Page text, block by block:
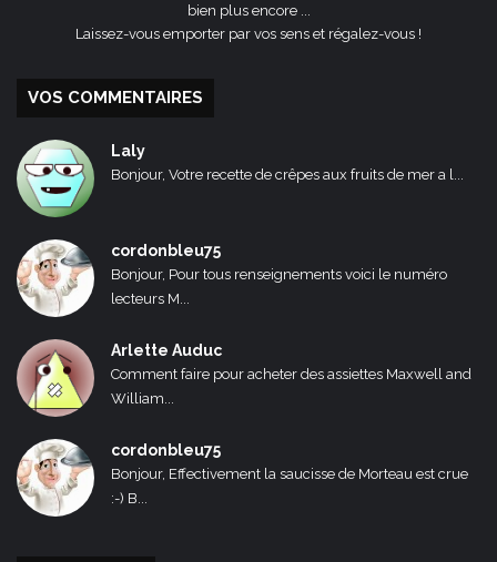
bien plus encore ...
Laissez-vous emporter par vos sens et régalez-vous !
VOS COMMENTAIRES
Laly
Bonjour, Votre recette de crêpes aux fruits de mer a l...
cordonbleu75
Bonjour, Pour tous renseignements voici le numéro
lecteurs M...
Arlette Auduc
Comment faire pour acheter des assiettes Maxwell and
William...
cordonbleu75
Bonjour, Effectivement la saucisse de Morteau est crue
:-) B...